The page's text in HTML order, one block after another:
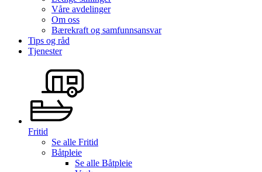
Våre avdelinger
Om oss
Bærekraft og samfunnsansvar
Tips og råd
Tjenester
Fritid
Se alle Fritid
Båtpleie
Se alle Båtpleie